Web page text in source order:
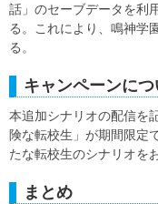
話」のセーブデータを利
る。これにより、鳴神学
る。
キャンペーンにつ
本追加シナリオの配信を
険な転校生」が期間限定
たな転校生のシナリオを
まとめ